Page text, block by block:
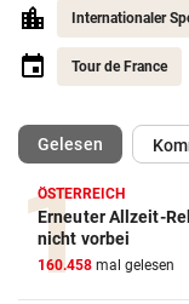
Internationaler
Tour de France
Gelesen
ÖSTERREICH
Erneuter Allzeit-
nicht vorbei
160.458 mal gelesen
Action-Cam
ZUM VERGLEICH